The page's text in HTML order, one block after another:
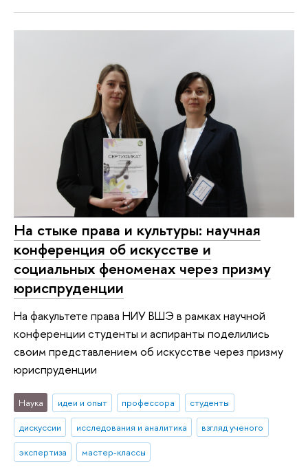
На стыке права и культуры: научная
конференция об искусстве и
социальных феноменах через призму
юриспруденции
На факультете права НИУ ВШЭ в рамках научной
конференции студенты и аспиранты поделились
своим представлением об искусстве через призму
юриспруденции
Наука идеи и опыт профессора
студенты
дискуссии
исследования и аналитика
взгляд ученого
экспертиза
мастер-классы